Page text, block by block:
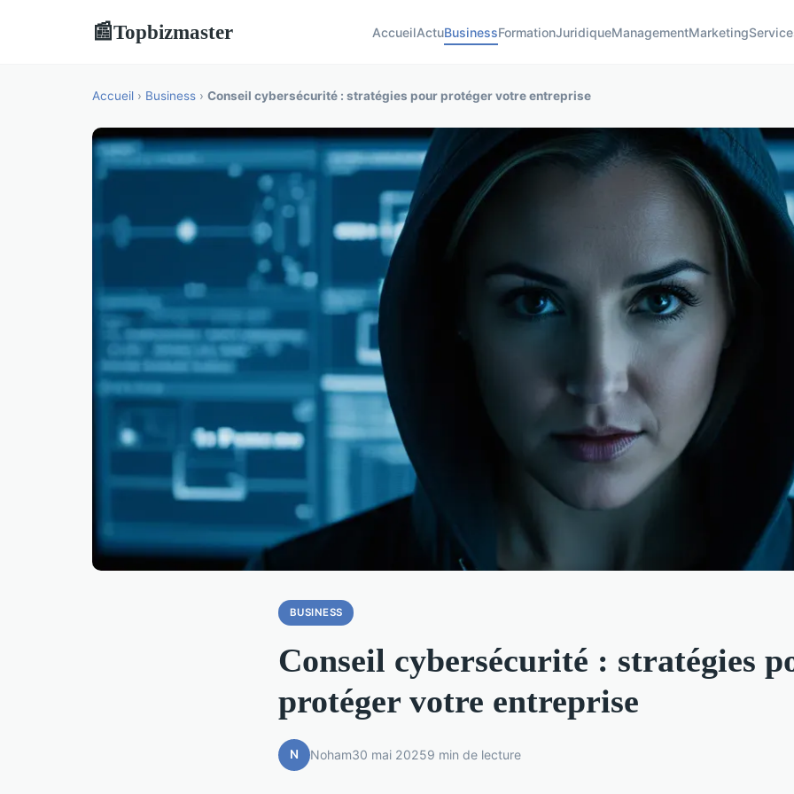
📰Topbizmaster AccueilActuBusinessFormationJuridiqueManagementMarketing
Accueil › Business › Conseil cybersécurité : stratégies pour protéger votre entreprise
BUSINESS
Conseil cybersécurité : stratégies
protéger votre entreprise
N Noham30 mai 20259 min de lecture